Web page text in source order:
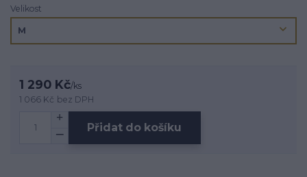
Velikost
1 290 Kč/ks
1 066 Kč bez DPH
Přidat do košíku